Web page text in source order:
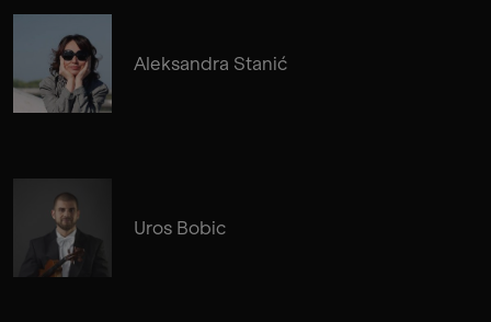
Aleksandra Stanić
Uros Bobic